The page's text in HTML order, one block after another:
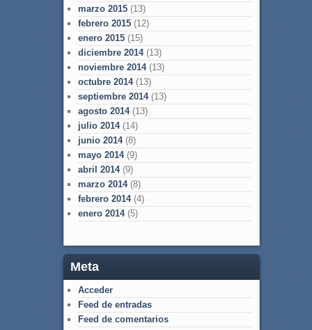
marzo 2015(13)
febrero 2015(12)
enero 2015(15)
diciembre 2014(13)
noviembre 2014(13)
octubre 2014(13)
septiembre 2014(13)
agosto 2014(13)
julio 2014(14)
junio 2014(8)
mayo 2014(9)
abril 2014(9)
marzo 2014(8)
febrero 2014(4)
enero 2014(5)
Meta
Acceder
Feed de entradas
Feed de comentarios